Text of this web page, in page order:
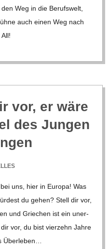
Weg in die Berufs­welt,
auch einen Weg nach
vor, er wäre
des Jun­gen
uns, hier in Europa! Was
du gehen? Stell dir vor,
und Grie­chen ist ein uner­
vor, du bist vier­zehn Jahre
Über­le­ben…